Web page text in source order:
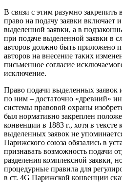
В связи с этим разумно закрепить
право на подачу заявки включает
выделенной заявки, а в
при подаче выделенной заявки в
авторов должно быть приложено
авторов на внесение таких
письменное согласие
исключение.
Право подачи выделенных заявок
по ним – достаточно «древний»
системы правовой охраны
был нормативно закреплен
конвенции в 1883 г., хотя в
выделенных заявок не
Парижского союза обязались в
признавать возможность подачи
разделения комплексной заявки,
процедурные правила для
в ст. 4G Парижской конвенции